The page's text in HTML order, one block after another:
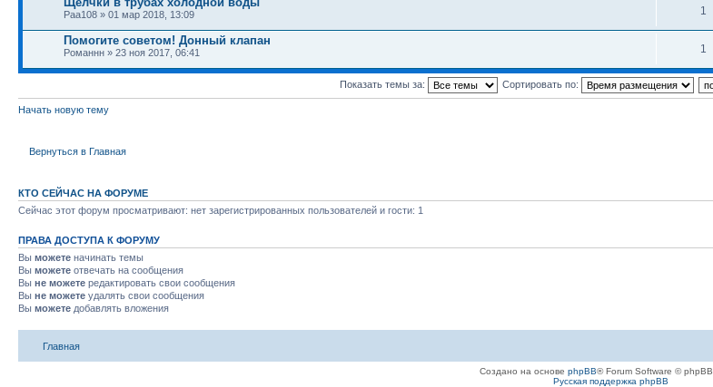
Paa108 » 01 мар 2018, 13:09 1
Помогите советом! Донный клапан
Романнн » 23 ноя 2017, 06:41 1
Показать темы за: Сортировать по:
Начать новую тему
Вернуться в Главная
КТО СЕЙЧАС НА ФОРУМЕ
Сейчас этот форум просматривают: нет зарегистрированных пользователей и гости: 1
ПРАВА ДОСТУПА К ФОРУМУ
Вы можете начинать темы
Вы можете отвечать на сообщения
Вы не можете редактировать свои сообщения
Вы не можете удалять свои сообщения
Вы можете добавлять вложения
Главная
Создано на основе phpBB® Forum Software ©
Русская поддержка phpBB